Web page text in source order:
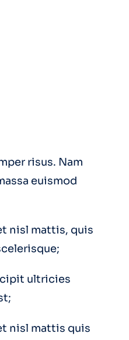
risus. Nam
euismod
nisl mattis, quis
ultricies
nisl mattis quis